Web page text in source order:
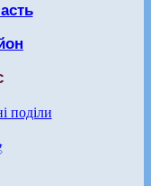
поділи